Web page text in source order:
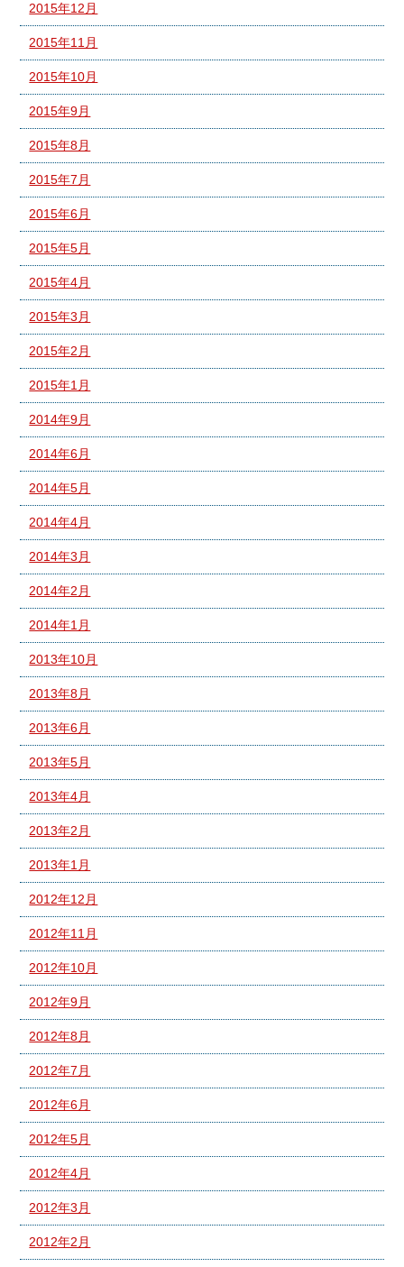
2015年12月
2015年11月
2015年10月
2015年9月
2015年8月
2015年7月
2015年6月
2015年5月
2015年4月
2015年3月
2015年2月
2015年1月
2014年9月
2014年6月
2014年5月
2014年4月
2014年3月
2014年2月
2014年1月
2013年10月
2013年8月
2013年6月
2013年5月
2013年4月
2013年2月
2013年1月
2012年12月
2012年11月
2012年10月
2012年9月
2012年8月
2012年7月
2012年6月
2012年5月
2012年4月
2012年3月
2012年2月